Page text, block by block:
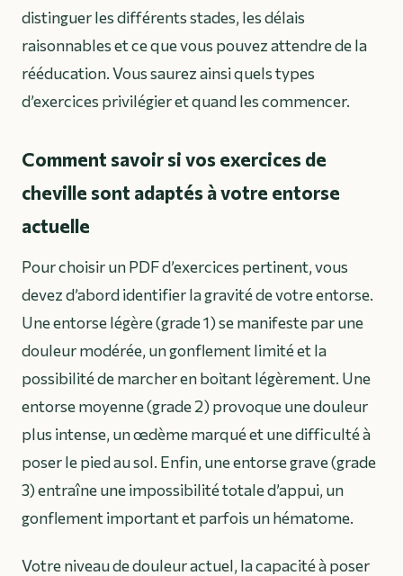
distinguer les différents stades, les délais
raisonnables et ce que vous pouvez attendre de la
rééducation. Vous saurez ainsi quels types
d’exercices privilégier et quand les commencer.
Comment savoir si vos exercices de
cheville sont adaptés à votre entorse
actuelle
Pour choisir un PDF d’exercices pertinent, vous
devez d’abord identifier la gravité de votre entorse.
Une entorse légère (grade 1) se manifeste par une
douleur modérée, un gonflement limité et la
possibilité de marcher en boitant légèrement. Une
entorse moyenne (grade 2) provoque une douleur
plus intense, un œdème marqué et une difficulté à
poser le pied au sol. Enfin, une entorse grave (grade
3) entraîne une impossibilité totale d’appui, un
gonflement important et parfois un hématome.
Votre niveau de douleur actuel, la capacité à poser